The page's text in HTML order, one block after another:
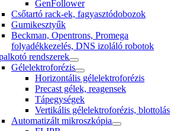
GenFollower
Csőtartó rack-ek, fagyasztódobozok
Gumikesztyűk
Beckman, Opentrons, Promega
folyadékkezelés, DNS izoláló robotok
rendszerek
Gélelektroforézis
Horizontális gélelektroforézis
Precast gélek, reagensek
Tápegységek
Vertikális gélelektroforézis, blottolás
Automatizált mikroszkópia